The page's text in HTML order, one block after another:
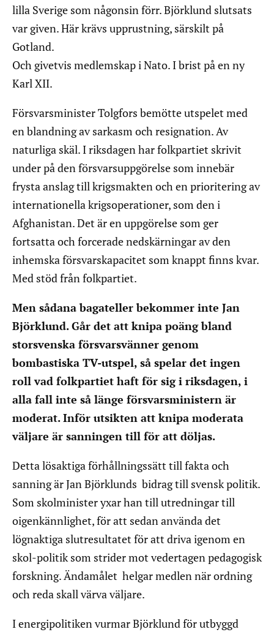
lilla Sverige som någonsin förr. Björklund slutsats
var given. Här krävs upprustning, särskilt på
Gotland.
Och givetvis medlemskap i Nato. I brist på en ny
Karl XII.
Försvarsminister Tolgfors bemötte utspelet med
en blandning av sarkasm och resignation. Av
naturliga skäl. I riksdagen har folkpartiet skrivit
under på den försvarsuppgörelse som innebär
frysta anslag till krigsmakten och en prioritering av
internationella krigsoperationer, som den i
Afghanistan. Det är en uppgörelse som ger
fortsatta och forcerade nedskärningar av den
inhemska försvarskapacitet som knappt finns kvar.
Med stöd från folkpartiet.
Men sådana bagateller bekommer inte Jan
Björklund. Går det att knipa poäng bland
storsvenska försvarsvänner genom
bombastiska TV-utspel, så spelar det ingen
roll vad folkpartiet haft för sig i riksdagen, i
alla fall inte så länge försvarsministern är
moderat. Inför utsikten att knipa moderata
väljare är sanningen till för att döljas.
Detta lösaktiga förhållningssätt till fakta och
sanning är Jan Björklunds bidrag till svensk politik.
Som skolminister yxar han till utredningar till
oigenkännlighet, för att sedan använda det
lögnaktiga slutresultatet för att driva igenom en
skol-politik som strider mot vedertagen pedagogisk
forskning. Ändamålet helgar medlen när ordning
och reda skall värva väljare.
I energipolitiken vurmar Björklund för utbyggd